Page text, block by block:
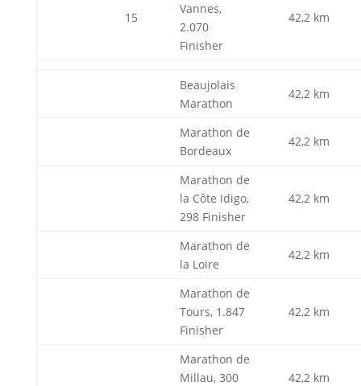
15
Vannes,
2.070
Finisher
42,2 km
Beaujolais
Marathon
42,2 km
Marathon de
Bordeaux
42,2 km
Marathon de
la Côte Idigo,
298 Finisher
42,2 km
Marathon de
la Loire
42,2 km
Marathon de
Tours, 1.847
Finisher
42,2 km
Marathon de
Millau, 300
42,2 km